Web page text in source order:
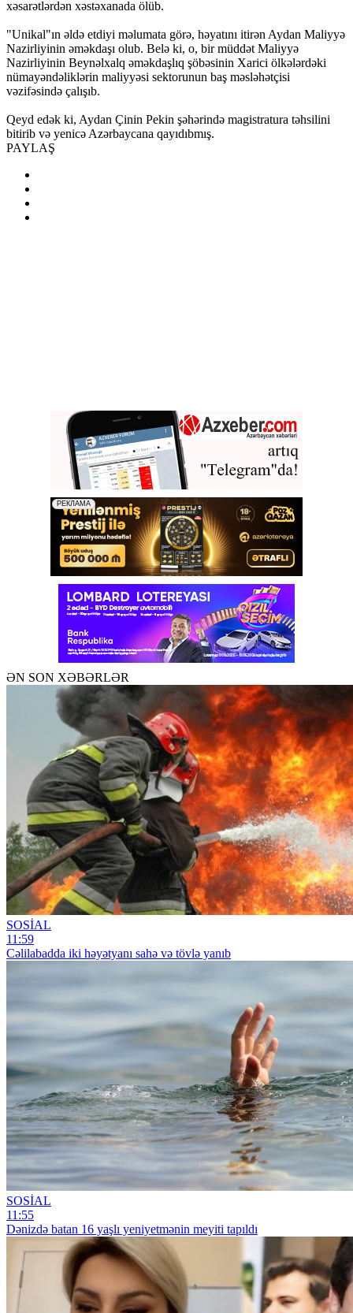
xəsarətlərdən xəstəxanada ölüb.
"Unikal"ın əldə etdiyi məlumata görə, həyatını itirən Aydan Maliyyə
Nazirliyinin əməkdaşı olub. Belə ki, o, bir müddət Maliyyə
Nazirliyinin Beynəlxalq əməkdaşlıq şöbəsinin Xarici ölkələrdəki
nümayəndəliklərin maliyyəsi sektorunun baş məsləhətçisi
vəzifəsində çalışıb.
Qeyd edək ki, Aydan Çinin Pekin şəhərində magistratura təhsilini
bitirib və yenicə Azərbaycana qayıdıbmış.
PAYLAŞ
ƏN SON XƏBƏRLƏR
SOSİAL
11:59
Cəlilabadda iki həyətyanı sahə və tövlə yanıb
SOSİAL
11:55
Dənizdə batan 16 yaşlı yeniyetmənin meyiti tapıldı